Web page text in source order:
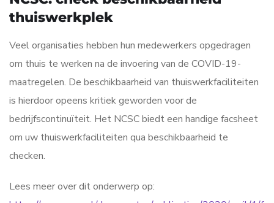
thuiswerkplek
Veel organisaties hebben hun medewerkers opgedragen
om thuis te werken na de invoering van de COVID-19-
maatregelen. De beschikbaarheid van thuiswerkfaciliteiten
is hierdoor opeens kritiek geworden voor de
bedrijfscontinuïteit. Het NCSC biedt een handige facsheet
om uw thuiswerkfaciliteiten qua beschikbaarheid te
checken.
Lees meer over dit onderwerp op: